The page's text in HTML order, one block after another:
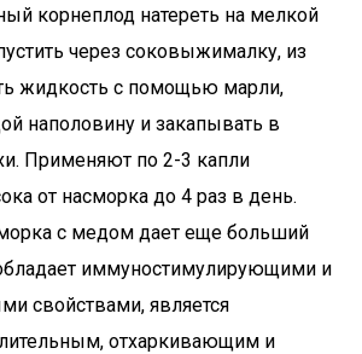
корнеплод натереть на мелкой
через соковыжималку, из
жидкость с помощью марли,
наполовину и закапывать в
Применяют по 2-3 капли
от насморка до 4 раз в день.
с медом дает еще больший
иммуностимулирующими и
свойствами, является
отхаркивающим и